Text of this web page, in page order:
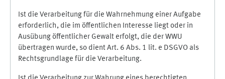
Ist die Verarbeitung für die Wahrnehmung einer Aufgabe
erforderlich, die im öffentlichen Interesse liegt oder in
Ausübung öffentlicher Gewalt erfolgt, die der WWU
übertragen wurde, so dient Art. 6 Abs. 1 lit. e DSGVO als
Rechtsgrundlage für die Verarbeitung.